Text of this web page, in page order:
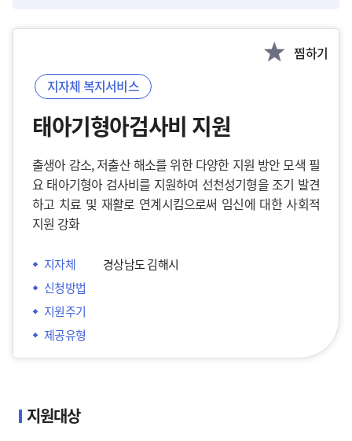
찜하기
지자체 복지서비스
태아기형아검사비 지원
출생아 감소, 저출산 해소를 위한 다양한 지원 방안 모색 필
요 태아기형아 검사비를 지원하여 선천성기형을 조기 발견
하고 치료 및 재활로 연계시킴으로써 임신에 대한 사회적
지원 강화
지자체
경상남도 김해시
신청방법
지원주기
제공유형
지원대상